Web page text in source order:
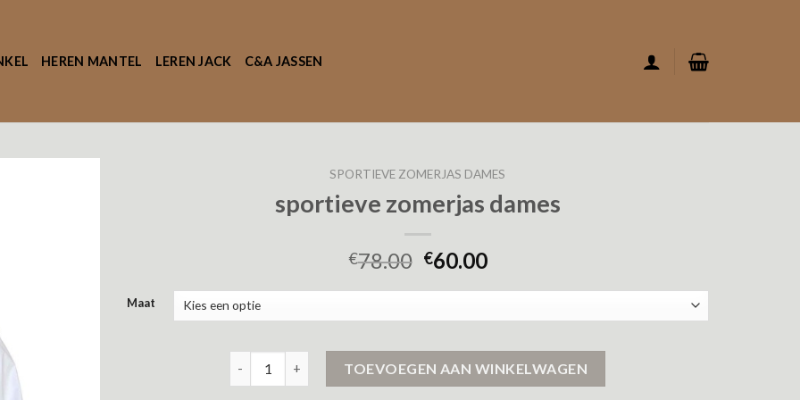
HEREN MANTEL LEREN JACK C&A JASSEN
SPORTIEVE ZOMERJAS DAMES
sportieve zomerjas dames
€78.00 €60.00
Maat
TOEVOEGEN AAN WINKELWAGEN